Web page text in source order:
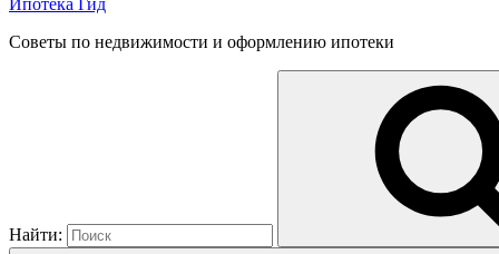
Ипотека Гид
Советы по недвижимости и оформлению ипотеки
Найти: